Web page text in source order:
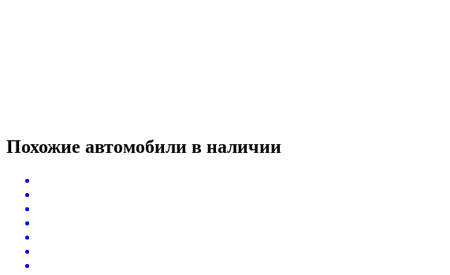
Похожие автомобили в наличии